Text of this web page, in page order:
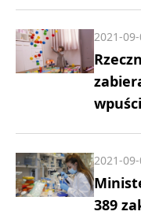
2021-
389
2021-